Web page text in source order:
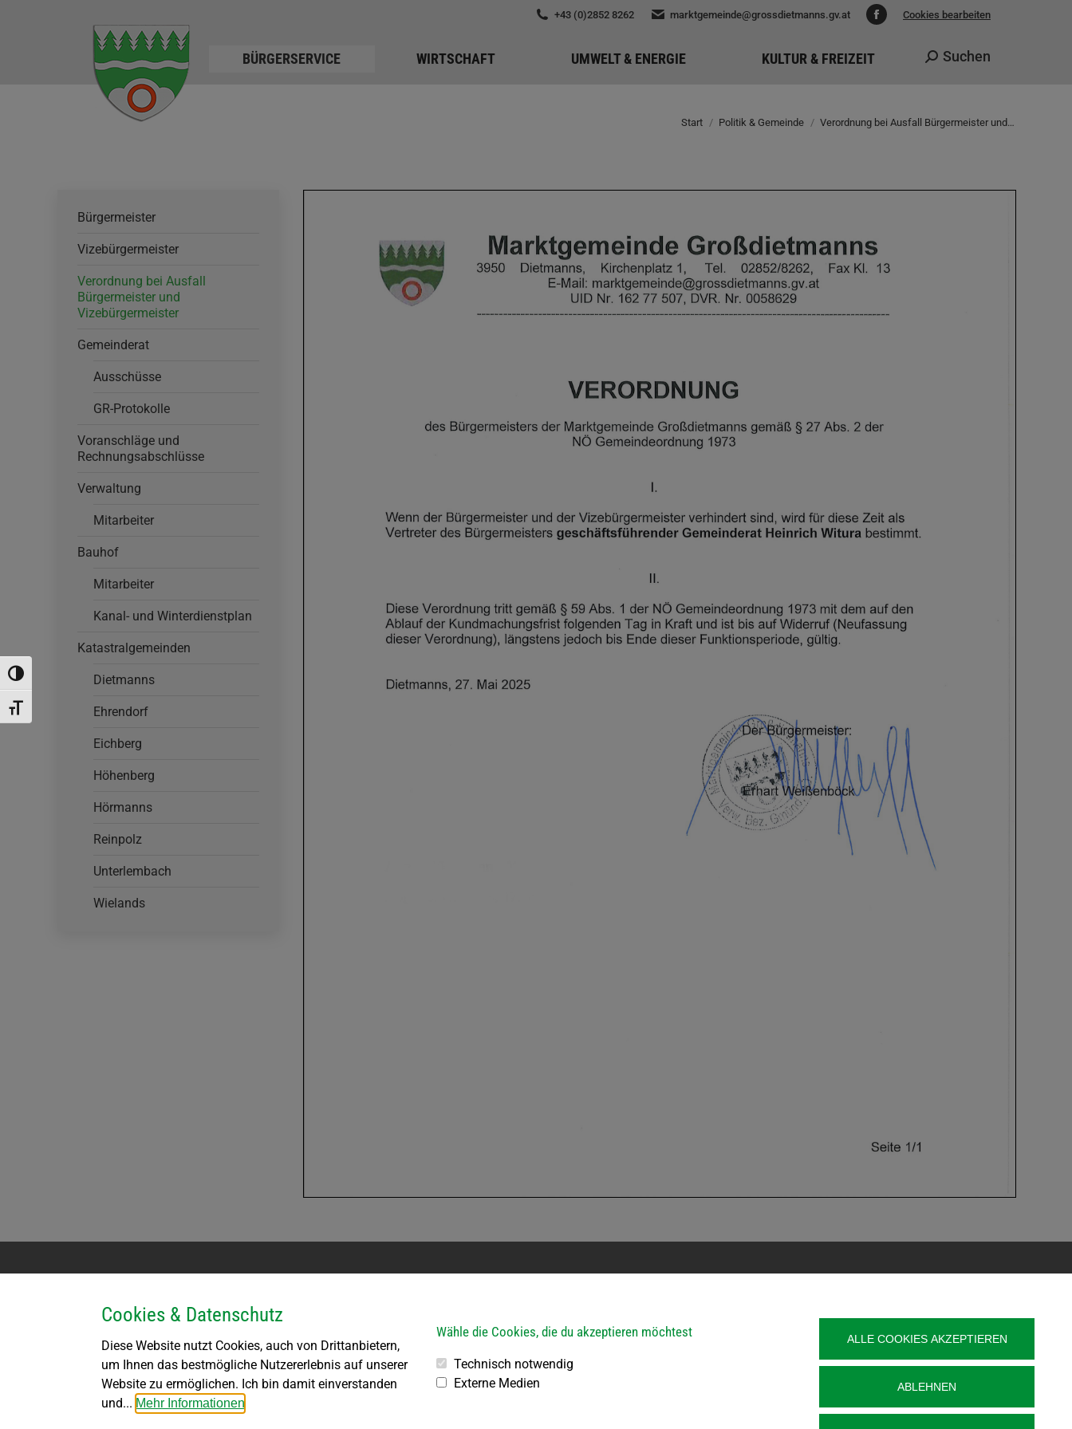
Umschalten auf hohe Kontraste
Schrift vergrößern
+43 (0)2852 8262 marktgemeinde@grossdietmanns.gv.at
Facebook
window
Cookies bearbeiten
BÜRGERSERVICE WIRTSCHAFT UMWELT & ENERGIE KULTUR & FREIZEIT Search:
Suchen
Sie befinden sich hier:
Start Politik & Gemeinde Verordnung bei Ausfall Bürgermeister und…
Bürgermeister
Vizebürgermeister
Verordnung bei Ausfall
Bürgermeister und
Vizebürgermeister
Gemeinderat
Ausschüsse
GR-Protokolle
Voranschläge und
Rechnungsabschlüsse
Verwaltung
Mitarbeiter
Bauhof
Mitarbeiter
Kanal- und Winterdienstplan
Katastralgemeinden
Dietmanns
Ehrendorf
Eichberg
Höhenberg
Hörmanns
Reinpolz
Unterlembach
Wielands
Kirchenplatz 1
3950 Dietmanns
Tel: +43 (02852) 8262
marktgemeinde@grossdietmanns.gv.at
Montag kein Parteienverkehr
DI bis FR von 8.00 – 11.30 Uhr
DI von 13.30 – 18.00 Uhr
DO von 13.30 – 15.30 Uhr
Öffnungszeiten:
von 8.00 bis 10.00 Uhr
Cookies & Datenschutz
Diese Website nutzt Cookies, auch von Drittanbietern,
um Ihnen das bestmögliche Nutzererlebnis auf unserer
Website zu ermöglichen. Ich bin damit einverstanden
und... Mehr Informationen
Wähle die Cookies, die du akzeptieren möchtest
Technisch notwendig
Externe Medien
ALLE COOKIES AKZEPTIEREN
ABLEHNEN